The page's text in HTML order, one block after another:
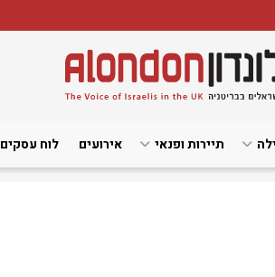
תיירות ופנאי אירועים לוח עסקים